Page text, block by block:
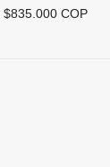
$835.000 COP